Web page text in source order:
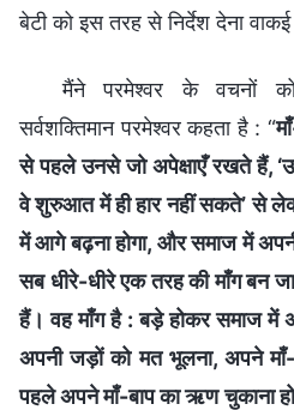
बेटी को इस तरह से निर्देश देना
मैंने परमेश्वर के वचनों
सर्वशक्तिमान परमेश्वर कहता है : “
से पहले उनसे जो अपेक्षाएँ रखते हैं,
वे शुरुआत में ही हार नहीं सकते’ से
में आगे बढ़ना होगा, और समाज में
सब धीरे-धीरे एक तरह की माँग बन
हैं। वह माँग है : बड़े होकर समाज में
अपनी जड़ों को मत भूलना, अपने
पहले अपने माँ-बाप का ऋण चुकाना